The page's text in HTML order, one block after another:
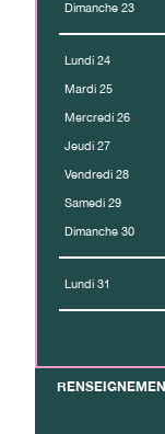
Dimanche 23
Lundi 24
Mardi 25
Mercredi 26
Jeudi 27
Vendredi 28
Samedi 29
Dimanche 30
Lundi 31